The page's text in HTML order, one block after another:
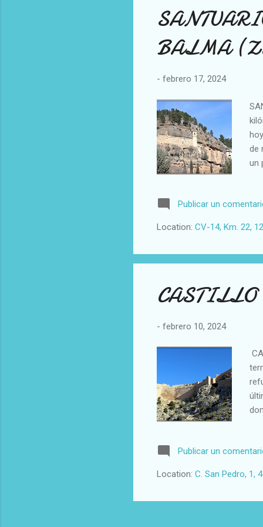
BALMA
- febrero 17, 2024
de
un
al
Publicar un
Location: CV-14, Km. 22,
CASTILLO
- febrero 10, 2024
Publicar un
Location: C. San Pedro, 1,